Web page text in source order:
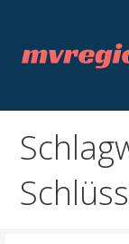
nützliche Tipps